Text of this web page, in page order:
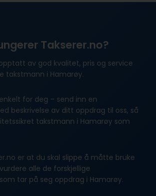
Takserer.no?
av god kvalitet, pris og service
takstmann i Hamarøy.
for deg – send inn en
beskrivelse av ditt oppdrag til oss, så
takstmann i Hamarøy som
er at du skal slippe å måtte bruke
alle de forskjellige
tar på seg oppdrag i Hamarøy.